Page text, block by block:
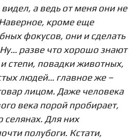
а ведь от меня они не
кроме еще
фокусов, они и сделать
разве что хорошо знают
степи, повадки животных,
людей… главное же –
лицом. Даже человека
века порой пробирает,
селянах. Для них
полубоги. Кстати,